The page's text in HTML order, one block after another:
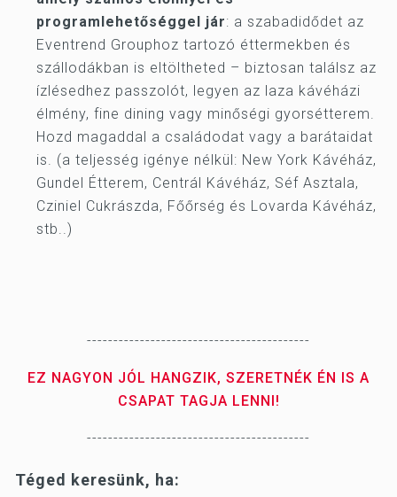
programlehetőséggel jár: a szabadidődet az
Eventrend Grouphoz tartozó éttermekben és
szállodákban is eltöltheted – biztosan találsz az
ízlésedhez passzolót, legyen az laza kávéházi
élmény, fine dining vagy minőségi gyorsétterem.
Hozd magaddal a családodat vagy a barátaidat
is. (a teljesség igénye nélkül: New York Kávéház,
Gundel Étterem, Centrál Kávéház, Séf Asztala,
Cziniel Cukrászda, Főőrség és Lovarda Kávéház,
stb..)
------------------------------------------
EZ NAGYON JÓL HANGZIK, SZERETNÉK ÉN IS A
CSAPAT TAGJA LENNI!
------------------------------------------
Téged keresünk, ha: